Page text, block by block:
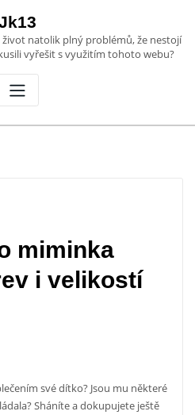
život natolik plný problémů, že nestojí
vyřešit s využitím tohoto webu?
miminka
i velikostí
své dítko? Jsou mu některé
Sháníte a dokupujete ještě